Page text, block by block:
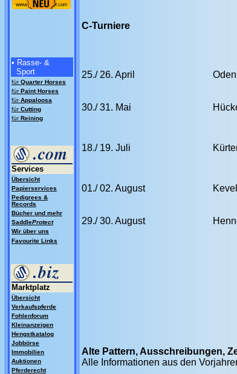
• Rasse- &
Sport
fürQuarter Horses
fürPaint Horses
fürAppaloosa
fürCutting
fürReining
Services
Übersicht
Papierservices
Pedigrees &
Records
Bücher und mehr
SaddleProtect
Wir über uns
Favourite Links
Marktplatz
Übersicht
Verkaufspferde
Fohlenforum
Kleinanzeigen
Hengstkatalog
Jobbörse
Immobilien
Auktionen
Pferderecht
C-Turniere
25./ 26. April
30./ 31. Mai
18./ 19. Juli
01./ 02. August
29./ 30. August
Alte Pattern, Ausschreibungen,
Alle Informationen aus den